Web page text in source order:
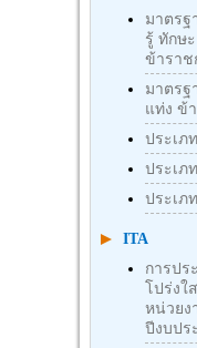
มาตรฐ
รู้ ทักษ
ข้าราช
มาตรฐ
แท่ง ข้
ประเภ
ประเภ
ประเภ
ITA
การปร
โปร่งใ
หน่วยง
ปีงบปร